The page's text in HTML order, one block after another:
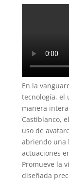
En la
tecnología, el
manera
Castiblanco,
uso de
abriendo una
actuaciones
Promueve la
diseñada